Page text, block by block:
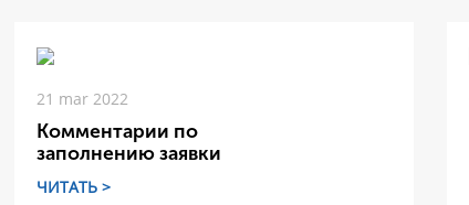
21 mar 2022
Комментарии по
заполнению заявки
ЧИТАТЬ >